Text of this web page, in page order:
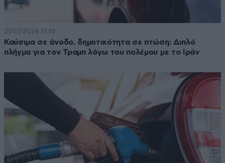
20·03·2026 14:18
Καύσιμα σε άνοδο, δημοτικότητα σε πτώση: Διπλό
πλήγμα για τον Τραμπ λόγω του πολέμου με το Ιράν